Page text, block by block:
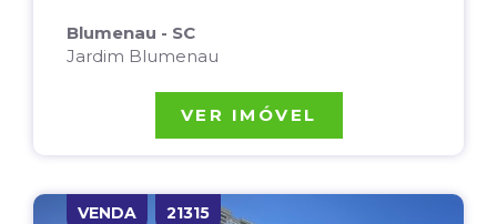
Blumenau - SC
Jardim Blumenau
VER IMÓVEL
VENDA 21315